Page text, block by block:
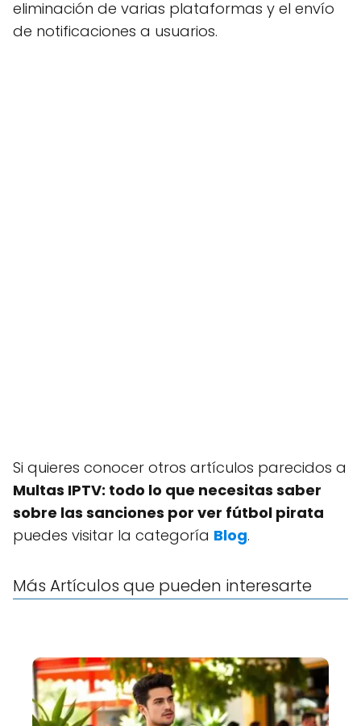
eliminación de varias plataformas y el envío
de notificaciones a usuarios.
Si quieres conocer otros artículos parecidos a
Multas IPTV: todo lo que necesitas saber
sobre las sanciones por ver fútbol pirata
puedes visitar la categoría Blog.
Más Artículos que pueden interesarte